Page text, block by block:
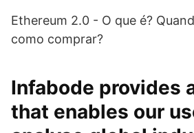
Ethereum 2.0 - O que é?
como comprar?
Infabode provides
that enables our